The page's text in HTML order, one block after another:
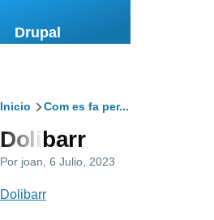
Drupal
Ruta
de
navegación
Inicio Com es fa per...
Dolibarr
Por joan , 6 Julio, 2023
Dolibarr